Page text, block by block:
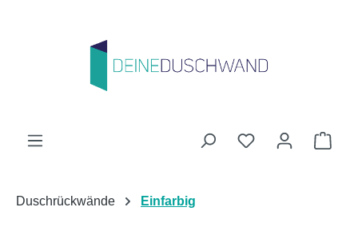
Du hast 0
Duschrückwände Einfarbig